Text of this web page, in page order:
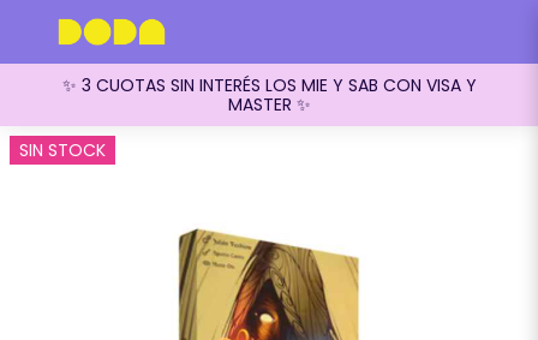
✨ 3 CUOTAS SIN INTERÉS LOS MIE Y SAB CON VISA Y
MASTER ✨
SIN STOCK